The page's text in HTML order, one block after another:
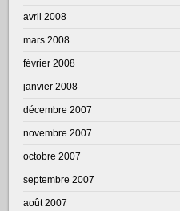
avril 2008
mars 2008
février 2008
janvier 2008
décembre 2007
novembre 2007
octobre 2007
septembre 2007
août 2007